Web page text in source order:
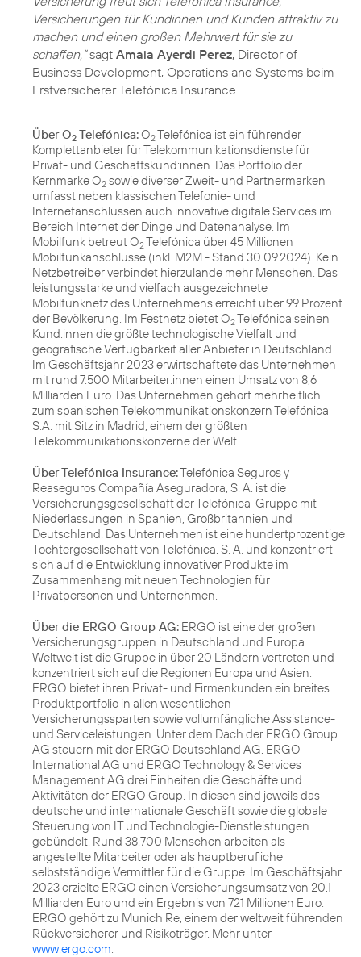
Versicherungen für Kundinnen und Kunden attraktiv zu
machen und einen großen Mehrwert für sie zu
schaffen,“sagt Amaia Ayerdi Perez, Director of
Business Development, Operations and Systems beim
Erstversicherer Telefónica Insurance.
Über O2 Telefónica:O2Telefónica ist ein führender
Komplettanbieter für Telekommunikationsdienste für
Privat- und Geschäftskund:innen. Das Portfolio der
Kernmarke O2 sowie diverser Zweit- und Partnermarken
umfasst neben klassischen Telefonie- und
Internetanschlüssen auch innovative digitale Services im
Bereich Internet der Dinge und Datenanalyse. Im
Mobilfunk betreut O2Telefónica über 45 Millionen
Mobilfunkanschlüsse (inkl. M2M - Stand 30.09.2024). Kein
Netzbetreiber verbindet hierzulande mehr Menschen. Das
leistungsstarke und vielfach ausgezeichnete
Mobilfunknetz des Unternehmens erreicht über 99 Prozent
der Bevölkerung. Im Festnetz bietet O2Telefónica seinen
Kund:innen die größte technologische Vielfalt und
geografische Verfügbarkeit aller Anbieter in Deutschland.
Im Geschäftsjahr 2023 erwirtschaftete das Unternehmen
mit rund 7.500 Mitarbeiter:innen einen Umsatz von 8,6
Milliarden Euro. Das Unternehmen gehört mehrheitlich
zum spanischen Telekommunikationskonzern Telefónica
S.A. mit Sitz in Madrid, einem der größten
Telekommunikationskonzerne der Welt.
Über Telefónica Insurance:Telefónica Seguros y
Reaseguros Compañía Aseguradora, S. A. ist die
Versicherungsgesellschaft der Telefónica-Gruppe mit
Niederlassungen in Spanien, Großbritannien und
Deutschland. Das Unternehmen ist eine hundertprozentige
Tochtergesellschaft von Telefónica, S. A. und konzentriert
sich auf die Entwicklung innovativer Produkte im
Zusammenhang mit neuen Technologien für
Privatpersonen und Unternehmen.
Über die ERGO Group AG: ERGO ist eine der großen
Versicherungsgruppen in Deutschland und Europa.
Weltweit ist die Gruppe in über 20 Ländern vertreten und
konzentriert sich auf die Regionen Europa und Asien.
ERGO bietet ihren Privat- und Firmenkunden ein breites
Produktportfolio in allen wesentlichen
Versicherungssparten sowie vollumfängliche Assistance-
und Serviceleistungen. Unter dem Dach der ERGO Group
AG steuern mit der ERGO Deutschland AG, ERGO
International AG und ERGO Technology & Services
Management AG drei Einheiten die Geschäfte und
Aktivitäten der ERGO Group. In diesen sind jeweils das
deutsche und internationale Geschäft sowie die globale
Steuerung von IT und Technologie-Dienstleistungen
gebündelt. Rund 38.700 Menschen arbeiten als
angestellte Mitarbeiter oder als hauptberufliche
selbstständige Vermittler für die Gruppe. Im Geschäftsjahr
2023 erzielte ERGO einen Versicherungsumsatz von 20,1
Milliarden Euro und ein Ergebnis von 721 Millionen Euro.
ERGO gehört zu Munich Re, einem der weltweit führenden
Rückversicherer und Risikoträger. Mehr unter
www.ergo.com